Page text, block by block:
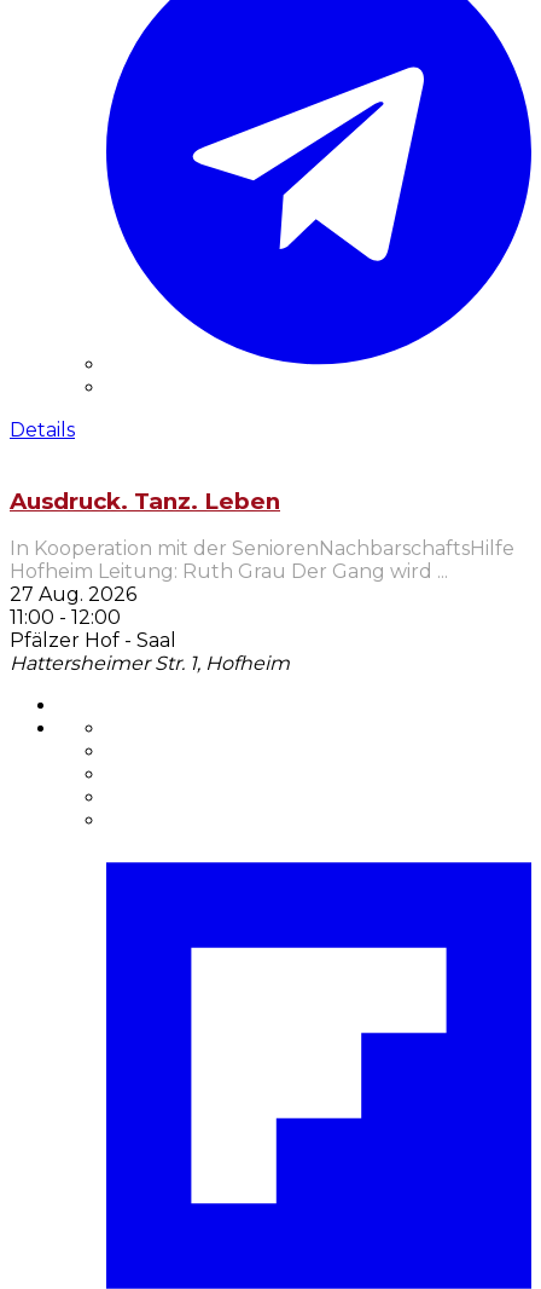
Details
Ausdruck. Tanz. Leben
In Kooperation mit der SeniorenNachbarschaftsHilfe
Hofheim Leitung: Ruth Grau Der Gang wird ...
27 Aug. 2026
11:00 - 12:00
Pfälzer Hof - Saal
Hattersheimer Str. 1, Hofheim